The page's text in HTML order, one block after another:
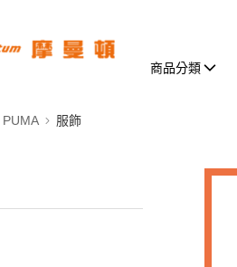
商品分類
PUMA 服飾